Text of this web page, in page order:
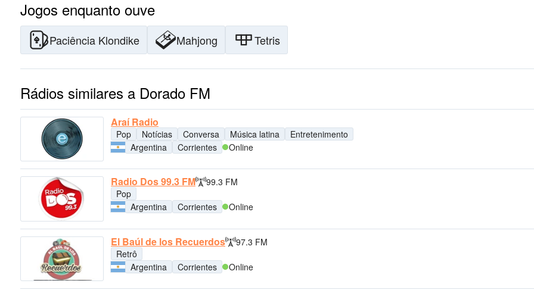
Jogos enquanto ouve
Paciência Klondike Mahjong Tetris
Rádios similares a Dorado FM
Araí Radio
Pop Notícias Conversa Música latina
Entretenimento
Argentina
Corrientes Online
Radio Dos 99.3 FM
99.3 FM
Pop
Argentina
Corrientes Online
El Baúl de los Recuerdos
97.3 FM
Retrô
Argentina
Corrientes Online